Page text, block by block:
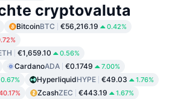
cryptovaluta
BitcoinBTC €56,216.19 0.42%
€1,659.10 0.56%
CardanoADA €0.1749 7.00%
0.67% HyperliquidHYPE €49.03 1.76%
ZcashZEC €443.19 1.67%